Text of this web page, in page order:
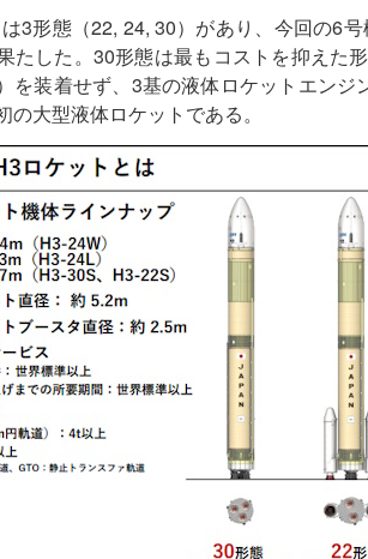
3形態（22, 24, 30）があり、今回の6
たした。30形態は最もコストを抑えた
を装着せず、3基の液体ロケットエン
の大型液体ロケットである。